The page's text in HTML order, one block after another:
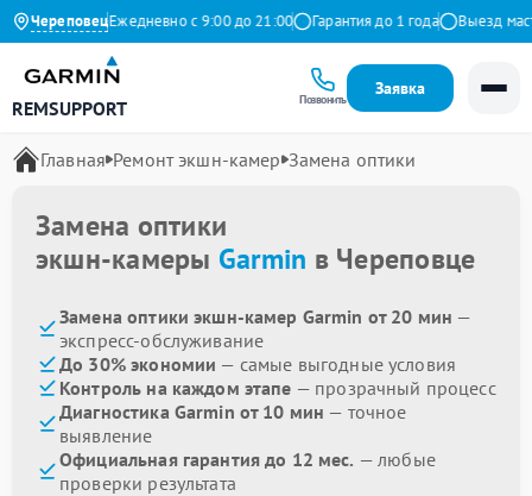
Череповец
Яндекс Ежедневно с 9:00 до 21:00 Гарантия до 1 года Выезд
REMSUPPORT Позвонить
Заявка
Главная Ремонт экшн-камер Замена оптики
Замена оптики
экшн-камеры Garmin в Череповце
Замена оптики экшн-камер Garmin от 20 мин —
экспресс-обслуживание
До 30% экономии — самые выгодные условия
Контроль на каждом этапе — прозрачный процесс
Диагностика Garmin от 10 мин — точное
выявление
Официальная гарантия до 12 мес. — любые
проверки результата